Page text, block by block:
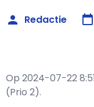
Redactie
Op 2024-07-22
(Prio 2).